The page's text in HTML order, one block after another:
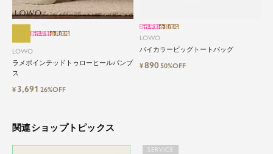
LOWO
ラメポインテッドトゥローヒールパンプ
ス
新作早割会員価格
¥ 3,691 26%OFF
LOWO
バイカラービッグトートバッグ
新作早割会員価格
¥89050%OFF
関連ショップトピックス
SERVICE